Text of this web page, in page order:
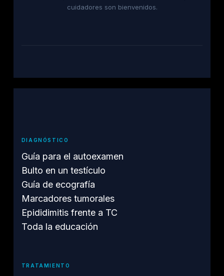
cuidadores son bienvenidos.
DIAGNÓSTICO
Guía para el autoexamen
Bulto en un testículo
Guía de ecografía
Marcadores tumorales
Epididimitis frente a TC
Toda la educación
TRATAMIENTO